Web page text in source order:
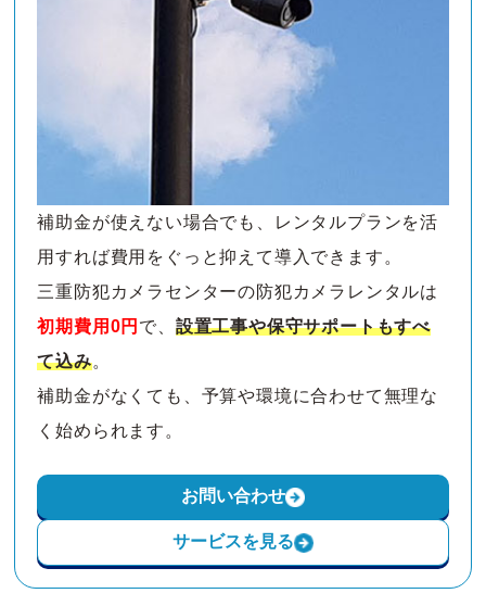
補助金が使えない場合でも、レンタルプランを活
用すれば費用をぐっと抑えて導入できます。
三重防犯カメラセンターの防犯カメラレンタルは
初期費用0円 で、 設置工事や保守サポートもすべ
て込み。
補助金がなくても、予算や環境に合わせて無理な
く始められます。
お問い合わせ
サービスを見る